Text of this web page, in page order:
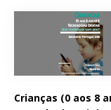
Crianças (0 aos 8